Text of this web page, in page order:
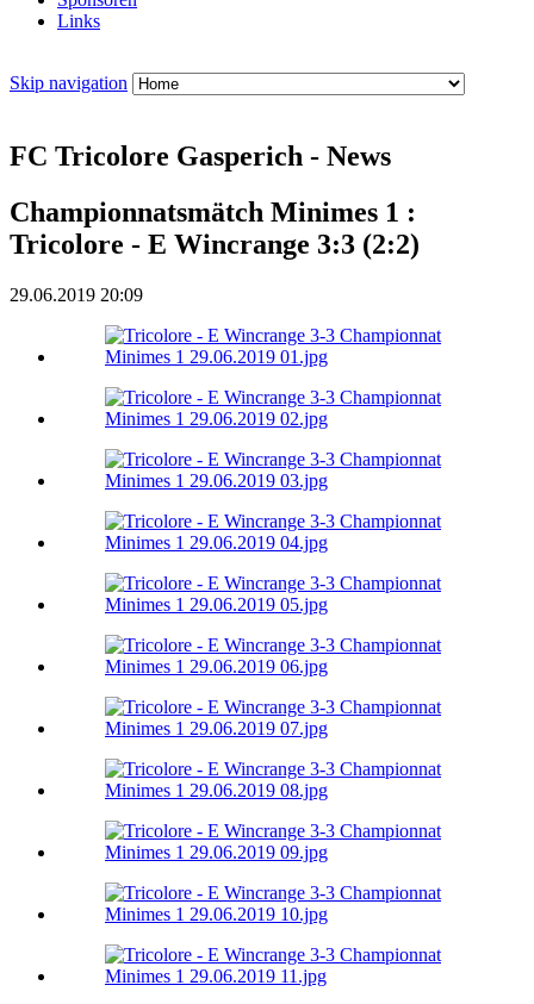
Links
Skip navigation
FC Tricolore Gasperich - News
Championnatsmätch Minimes 1 :
Tricolore - E Wincrange 3:3 (2:2)
29.06.2019 20:09